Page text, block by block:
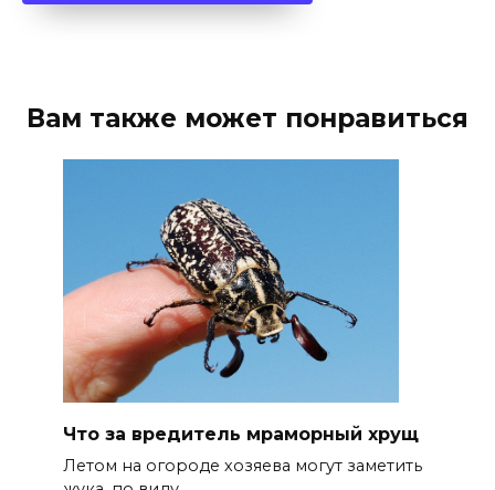
Вам также может понравиться
Что за вредитель мраморный хрущ
Летом на огороде хозяева могут заметить